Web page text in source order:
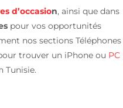
d’occasion, ainsi que dans
pour vos opportunités
nos sections Téléphones
trouver un iPhone ou PC
Tunisie.